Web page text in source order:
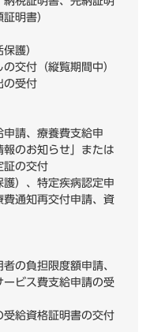
明書）
護）
交付（縦覧期間中）
の受付
申請、療養費支給申
のお知らせ」または
証の交付
護）、特定疾病認定申
通知再交付申請、資
の負担限度額申請、
ビス費支給申請の受
受給資格証明書の交付